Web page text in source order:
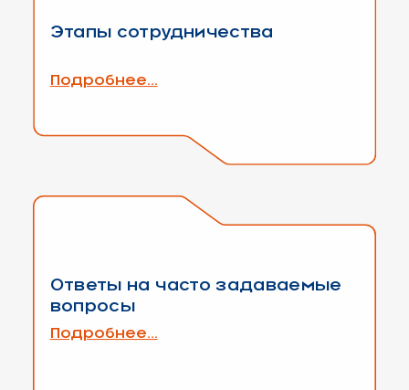
Этапы сотрудничества
Подробнее...
Ответы на часто задаваемые
вопросы
Подробнее...